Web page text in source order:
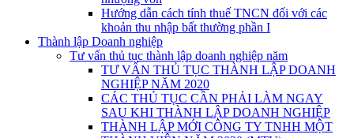
Hướng dẫn cách tính thuế TNCN đối với các
khoản thu nhập bất thường phần I
Thành lập Doanh nghiệp
Tư vấn thủ tục thành lập doanh nghiệp năm
TƯ VẤN THỦ TỤC THÀNH LẬP DOANH
NGHIỆP NĂM 2020
CÁC THỦ TỤC CẦN PHẢI LÀM NGAY
SAU KHI THÀNH LẬP DOANH NGHIỆP
THÀNH LẬP MỚI CÔNG TY TNHH MỘT